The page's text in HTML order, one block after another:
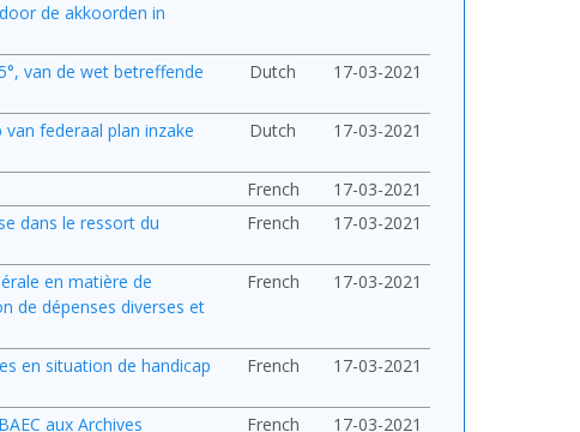
de akkoorden in
van de wet betreffende
Dutch 17-03-2021
federaal plan inzake
Dutch 17-03-2021
French
17-03-2021
dans le ressort du
French 17-03-2021
en matière de
de dépenses diverses et
French 17-03-2021
en situation de handicap
French 17-03-2021
aux Archives French 17-03-2021